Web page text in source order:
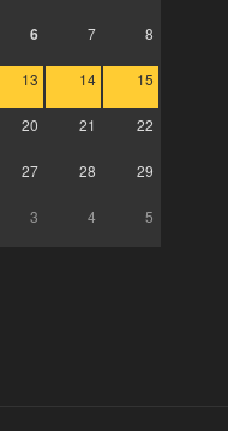
6 7 8
13 14 15
20 21 22
27 28 29
3 4 5